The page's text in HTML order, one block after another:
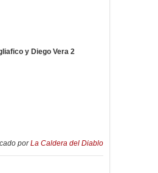
y Diego Vera 2
porLa Caldera del Diablo